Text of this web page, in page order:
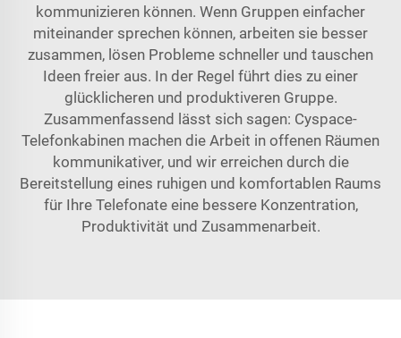
kommunizieren können. Wenn Gruppen einfacher
miteinander sprechen können, arbeiten sie besser
zusammen, lösen Probleme schneller und tauschen
Ideen freier aus. In der Regel führt dies zu einer
glücklicheren und produktiveren Gruppe.
Zusammenfassend lässt sich sagen: Cyspace-
Telefonkabinen machen die Arbeit in offenen Räumen
kommunikativer, und wir erreichen durch die
Bereitstellung eines ruhigen und komfortablen Raums
für Ihre Telefonate eine bessere Konzentration,
Produktivität und Zusammenarbeit.